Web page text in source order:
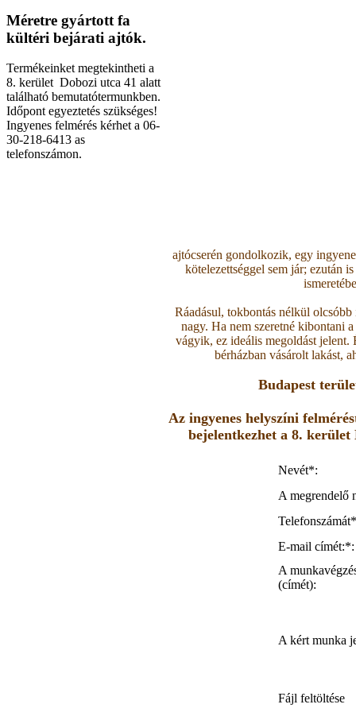
Méretre gyártott fa
kültéri bejárati ajtók.
Termékeinket megtekintheti a
8. kerület Dobozi utca 41 alatt
található bemutatótermunkben.
Időpont egyeztetés szükséges!
Ingyenes felmérés kérhet a 06-
30-218-6413 as
telefonszámon.
ajtócserén gondolkozik, egy
kötelezettséggel sem jár; ezután
Ráadásul, tokbontás nélkül
nagy. Ha nem szeretné kibontani
vágyik, ez ideális megoldást jelent.
bérházban vásárolt lakást,
Budapest
Az ingyenes helyszíni
bejelentkezhet a 8.
Nevét*:
A megrendelő
E-mail címét:*:
A
(címét):
A kért munka
Fájl feltöltése